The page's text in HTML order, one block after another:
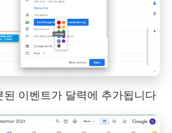
된 이벤트가 달력에 추가됩니다